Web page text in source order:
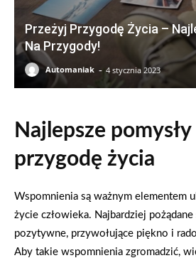
Przeżyj Przygodę Życia –
Na Przygody!
Automaniak - 4 stycznia 2023
Najlepsze pomysły
przygodę życia
Wspomnienia są ważnym elementem
życie człowieka. Najbardziej
pozytywne, przywołujące piękno i
Aby takie wspomnienia zgromadzić,